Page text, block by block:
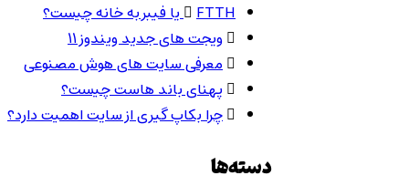
FTTH یا فیبر به خانه چیست؟
ویجت های جدید ویندوز 11
معرفی سایت های هوش مصنوعی
پهنای باند هاست چیست؟
چرا بکاپ گیری از سایت اهمیت دارد؟
دسته‌ها